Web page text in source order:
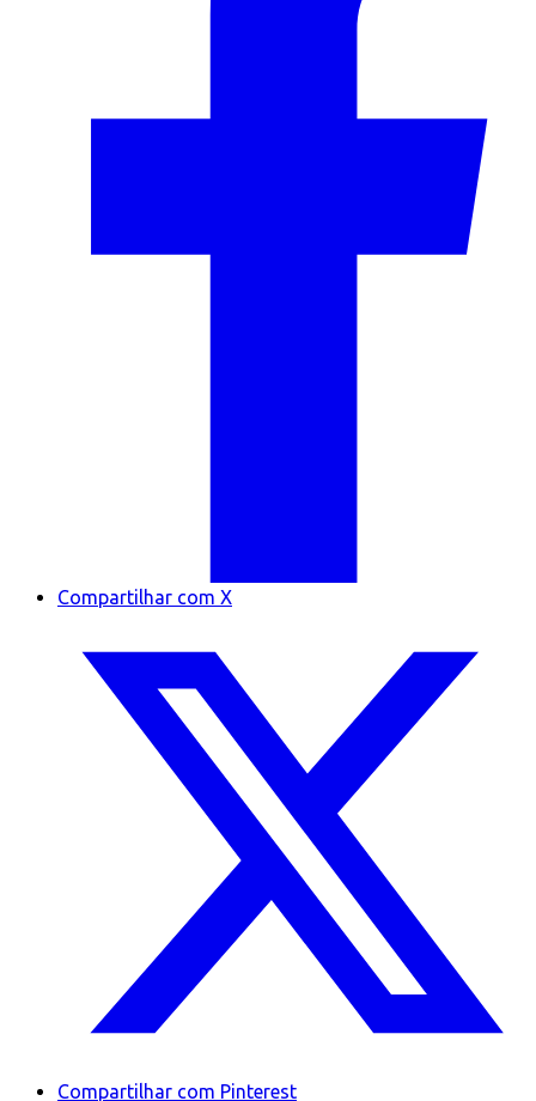
Compartilhar com X
Compartilhar com Pinterest